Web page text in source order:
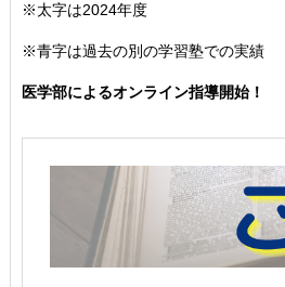
※太字は2024年度
※青字は過去の別の学習塾での実績
医学部によるオンライン指導開始！